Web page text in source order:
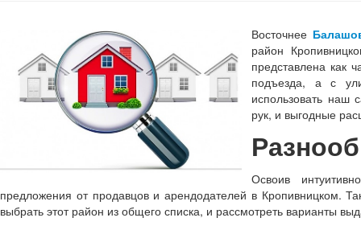
Восточнее
район
представлена как
подъезда, а с
использовать наш
рук, и выгодные
Освоив
предложения от продавцов и арендодателей в Кропивницком.
выбрать этот район из общего списка, и рассмотреть варианты